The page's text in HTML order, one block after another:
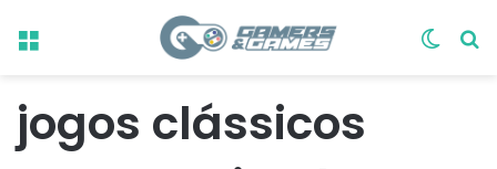
Menu
jogos clássicos